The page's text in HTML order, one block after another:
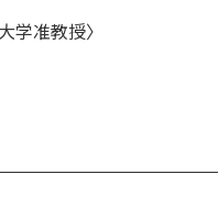
学准教授〉